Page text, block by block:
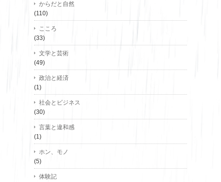
からだと自然
(110)
こころ
(33)
文学と芸術
(49)
政治と経済
(1)
社会とビジネス
(30)
言葉と違和感
(1)
ホン、モノ
(5)
体験記